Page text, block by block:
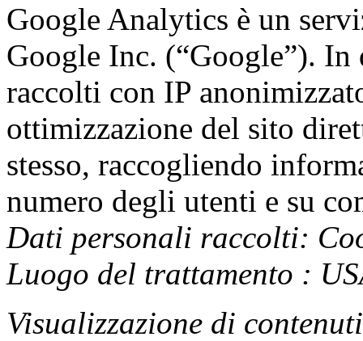
Google Analytics è un
Google Inc. (“Google”).
raccolti con IP
ottimizzazione del sito
stesso, raccogliendo
numero degli utenti e su
Dati personali raccolti:
Luogo del trattamento :
Visualizzazione di